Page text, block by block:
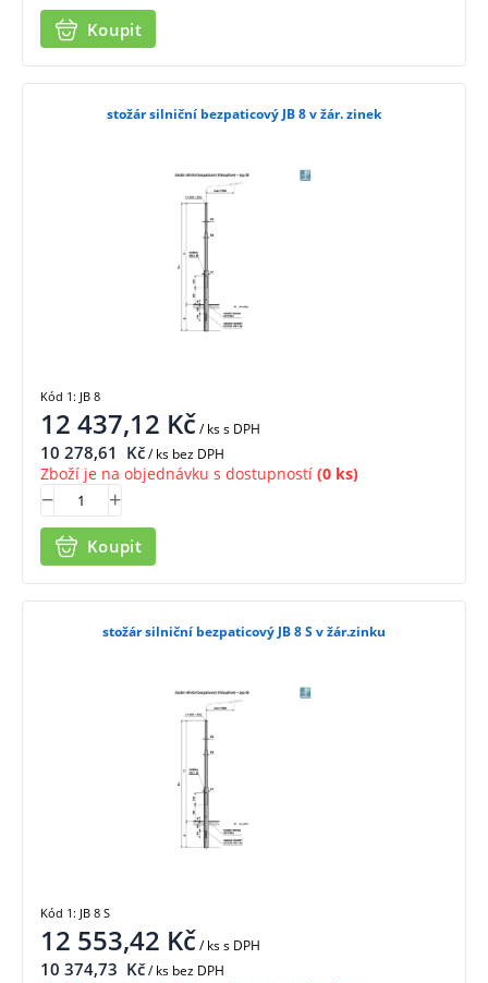
Koupit
stožár silniční bezpaticový JB 8 v žár. zinek
12 437,12 Kč/ kss DPH
10 278,61 Kč/ ks bez DPH
Zboží je na objednávku s dostupností (0 ks)
Koupit
Kód 1: JB 8
stožár silniční bezpaticový JB 8 S v žár.zinku
12 553,42 Kč/ kss DPH
10 374,73 Kč/ ks bez DPH
Kód 1: JB 8 S